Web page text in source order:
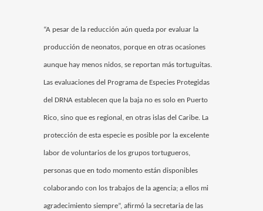
“A pesar de la reducción aún queda por evaluar la
producción de neonatos, porque en otras ocasiones
aunque hay menos nidos, se reportan más tortuguitas.
Las evaluaciones del Programa de Especies Protegidas
del DRNA establecen que la baja no es solo en Puerto
Rico, sino que es regional, en otras islas del Caribe. La
protección de esta especie es posible por la excelente
labor de voluntarios de los grupos tortugueros,
personas que en todo momento están disponibles
colaborando con los trabajos de la agencia; a ellos mi
agradecimiento siempre”, afirmó la secretaria de las